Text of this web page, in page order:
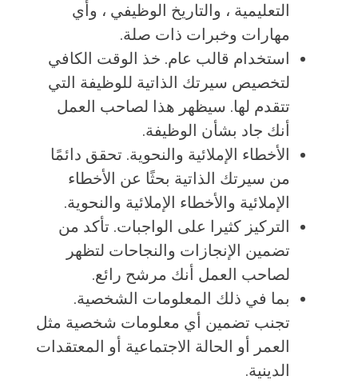
التعليمية ، والتاريخ الوظيفي ، وأي
مهارات وخبرات ذات صلة.
استخدام قالب عام. خذ الوقت الكافي
لتخصيص سيرتك الذاتية للوظيفة التي
تتقدم لها. سيظهر هذا لصاحب العمل
أنك جاد بشأن الوظيفة.
الأخطاء الإملائية والنحوية. تحقق دائمًا
من سيرتك الذاتية بحثًا عن الأخطاء
الإملائية والأخطاء الإملائية والنحوية.
التركيز كثيرا على الواجبات. تأكد من
تضمين الإنجازات والنجاحات لتظهر
لصاحب العمل أنك مرشح رائع.
بما في ذلك المعلومات الشخصية.
تجنب تضمين أي معلومات شخصية مثل
العمر أو الحالة الاجتماعية أو المعتقدات
الدينية.